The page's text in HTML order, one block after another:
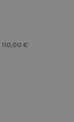
110,00 €